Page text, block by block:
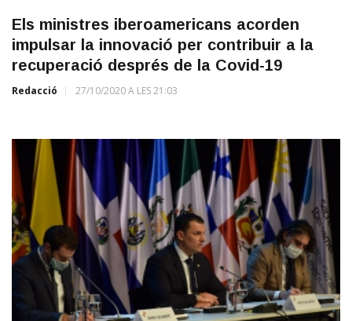
Els ministres iberoamericans acorden
impulsar la innovació per contribuir a la
recuperació després de la Covid-19
Redacció 27/10/2020 A LES 21:03